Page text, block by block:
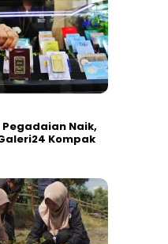
Pegadaian Naik,
Kompak